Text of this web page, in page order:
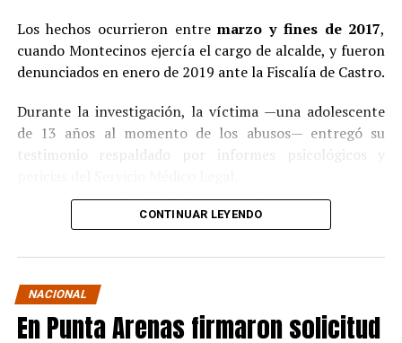
Los hechos ocurrieron entremarzo y fines de 2017,
cuando Montecinos ejercía el cargo de alcalde, y fueron
denunciados en enero de 2019 ante la Fiscalía de Castro.
Durante la investigación, la víctima —una adolescente
de 13 años al momento de los abusos— entregó su
testimonio respaldado por informes psicológicos y
Ante la contundencia de los antecedentes, el imputado
aceptó los cargosen un procedimiento abreviado,
La condena y el cumplimiento en libertad
ElJuzgado de Garantía de Castrodictó sentencia en
CONTINUAR LEYENDO
NACIONAL
En Punta Arenas firmaron solicitud